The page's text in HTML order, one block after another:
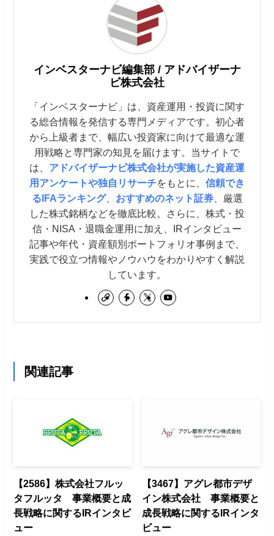
インベスターナビ編集部 / アドバイザーナ
ビ株式会社
「インベスターナビ」は、資産運用・投資に関す
る総合情報を発信する専門メディアです。初心者
から上級者まで、幅広い投資家に向けて最適な運
用戦略と専門家の知見を届けます。当サイトで
は、 アドバイザーナビ株式会社が実施した資産運
用アンケートや独自リサーチをもとに、 信頼でき
るIFAランキング、 おすすめのネット証券、厳選
した株式銘柄などを徹底比較。さらに、株式・投
信・NISA・退職金運用に加え、IRインタビュー
記事や年代・資産額別ポートフォリオ事例まで、
実践で役立つ情報やノウハウをわかりやすく解説
しています。
関連記事
【2586】株式会社フルッ
タフルッタ 事業概要と成
長戦略に関するIRインタビ
ュー
【3467】アグレ都市デザ
イン株式会社 事業概要と
成長戦略に関するIRインタ
ビュー